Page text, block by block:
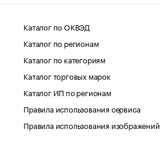
Каталог по ОКВЭД
Каталог по регионам
Каталог по категориям
Каталог торговых марок
Каталог ИП по регионам
Правила использования сервиса
Правила использования изображений